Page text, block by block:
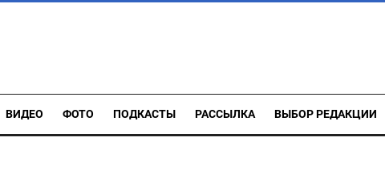
ВИДЕО ФОТО ПОДКАСТЫ РАССЫЛКА ВЫБОР РЕДАКЦИИ